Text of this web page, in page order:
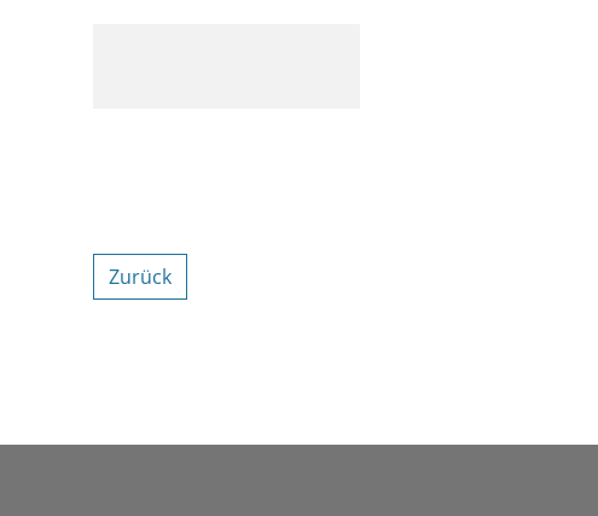
Zurück